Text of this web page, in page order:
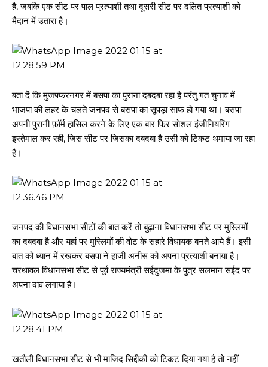
है, जबकि एक सीट पर पाल प्रत्याशी तथा दूसरी सीट पर दलित प्रत्याशी को
मैदान में उतारा है।
बता दें कि मुजफ्फरनगर में बसपा का पुराना दबदबा रहा है परंतु गत चुनाव में
भाजपा की लहर के चलते जनपद से बसपा का सूपड़ा साफ हो गया था। बसपा
अपनी पुरानी फ़ॉर्म हासिल करने के लिए एक बार फिर सोशल इंजीनियरिंग
इस्तेमाल कर रही, जिस सीट पर जिसका दबदबा है उसी को टिकट थमाया जा रहा
है।
जनपद की विधानसभा सीटों की बात करें तो बुढ़ाना विधानसभा सीट पर मुस्लिमों
का दबदबा है और यहां पर मुस्लिमों की वोट के सहारे विधायक बनते आये हैं। इसी
बात को ध्यान में रखकर बसपा ने हाजी अनीस को अपना प्रत्याशी बनाया है।
चरथावल विधानसभा सीट से पूर्व राज्यमंत्री सईदुजमा के पुत्र सलमान सईद पर
अपना दांव लगाया है।
खतौली विधानसभा सीट से भी माजिद सिद्दीकी को टिकट दिया गया है तो नहीं